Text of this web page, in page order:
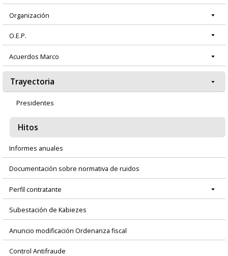
Organización
O.E.P.
Acuerdos Marco
Trayectoria
Presidentes
Hitos
Informes anuales
Documentación sobre normativa de ruidos
Perfil contratante
Subestación de Kabiezes
Anuncio modificación Ordenanza fiscal
Control Antifraude